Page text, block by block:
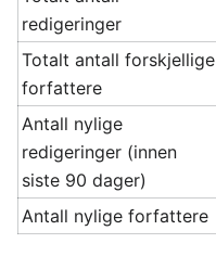
redigeringer
Totalt antall forskjellige
forfattere
Antall nylige
redigeringer (innen
siste 90 dager)
Antall nylige forfattere